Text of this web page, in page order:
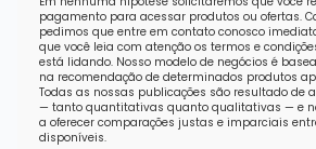
pagamento para acessar produtos ou ofertas.
pedimos que entre em contato conosco
que você leia com atenção os termos e
está lidando. Nosso modelo de negócios é
na recomendação de determinados produtos
Todas as nossas publicações são resultado de
— tanto quantitativas quanto qualitativas — e
a oferecer comparações justas e imparciais
disponíveis.